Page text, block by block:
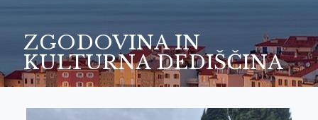
ZGODOVINA IN
KULTURNA DEDIŠČINA